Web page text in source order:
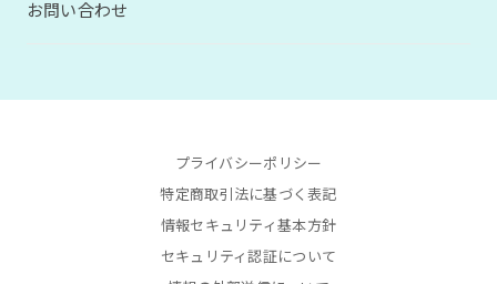
お問い合わせ
プライバシーポリシー
特定商取引法に基づく表記
情報セキュリティ基本方針
セキュリティ認証について